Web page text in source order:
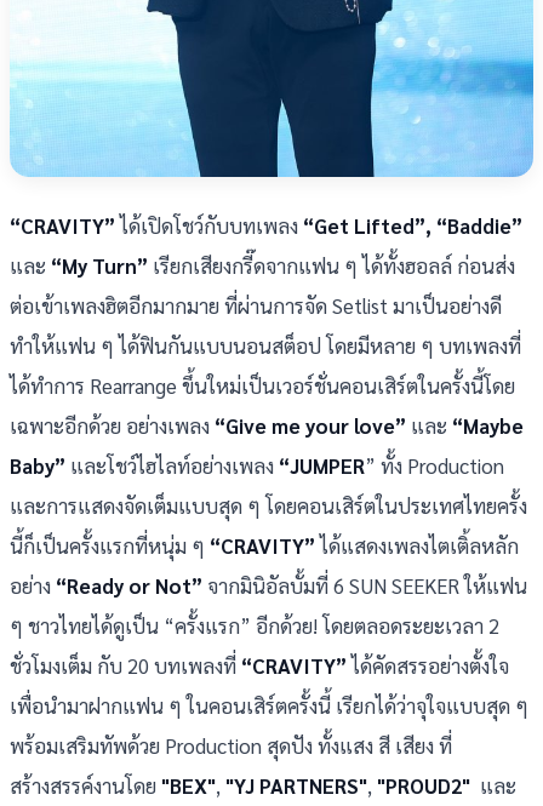
“CRAVITY”ได้เปิดโชว์กับบทเพลง “Get Lifted”, “Baddie”
และ “My Turn” เรียกเสียงกรี๊ดจากแฟน ๆ ได้ทั้งฮอลล์ ก่อนส่ง
ต่อเข้าเพลงฮิตอีกมากมาย ที่ผ่านการจัด Setlist มาเป็นอย่างดี
ทำให้แฟน ๆ ได้ฟินกันแบบนอนสต็อป โดยมีหลาย ๆ บทเพลงที่
ได้ทำการ Rearrange ขึ้นใหม่เป็นเวอร์ชั่นคอนเสิร์ตในครั้งนี้โดย
เฉพาะอีกด้วย อย่างเพลง “Give me your love” และ “Maybe
Baby” และโชว์ไฮไลท์อย่างเพลง “JUMPER” ทั้ง Production
และการแสดงจัดเต็มแบบสุด ๆ โดยคอนเสิร์ตในประเทศไทยครั้ง
นี้ก็เป็นครั้งแรกที่หนุ่ม ๆ “CRAVITY”ได้แสดงเพลงไตเติ้ลหลัก
อย่าง “Ready or Not” จากมินิอัลบั้มที่ 6 SUN SEEKER ให้แฟน
ๆ ชาวไทยได้ดูเป็น “ครั้งแรก” อีกด้วย! โดยตลอดระยะเวลา 2
ชั่วโมงเต็ม กับ 20 บทเพลงที่ “CRAVITY”ได้คัดสรรอย่างตั้งใจ
เพื่อนำมาฝากแฟน ๆ ในคอนเสิร์ตครั้งนี้ เรียกได้ว่าจุใจแบบสุด ๆ
พร้อมเสริมทัพด้วย Production สุดปัง ทั้งแสง สี เสียง ที่
สร้างสรรค์งานโดย "BEX", "YJ PARTNERS", "PROUD2" และ